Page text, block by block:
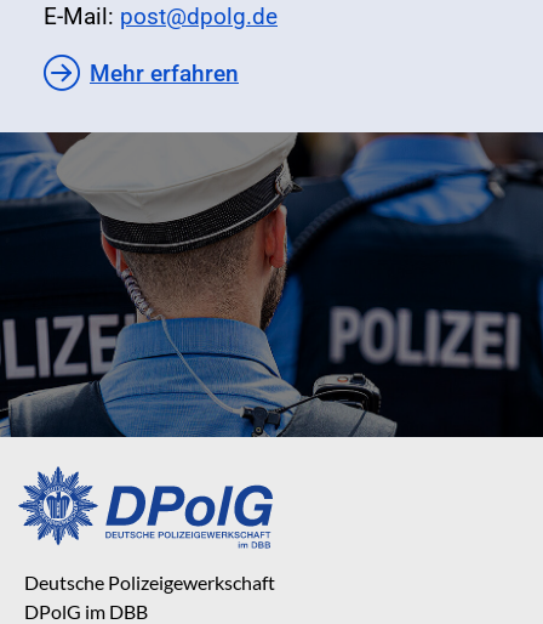
E-Mail: post@dpolg.de
Mehr erfahren
Deutsche Polizeigewerkschaft
DPolG im DBB